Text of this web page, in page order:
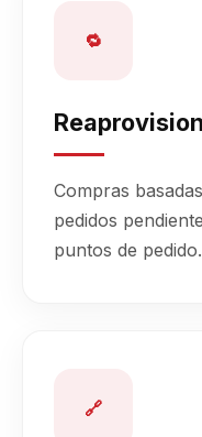
🔁
Compras
pedidos
puntos de pedido.
🔗